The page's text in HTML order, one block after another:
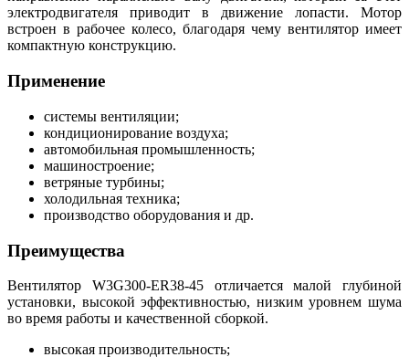
электродвигателя приводит в движение лопасти. Мотор
встроен в рабочее колесо, благодаря чему вентилятор имеет
компактную конструкцию.
Применение
системы вентиляции;
кондиционирование воздуха;
автомобильная промышленность;
машиностроение;
ветряные турбины;
холодильная техника;
производство оборудования и др.
Преимущества
Вентилятор W3G300-ER38-45 отличается малой глубиной
установки, высокой эффективностью, низким уровнем шума
во время работы и качественной сборкой.
высокая производительность;